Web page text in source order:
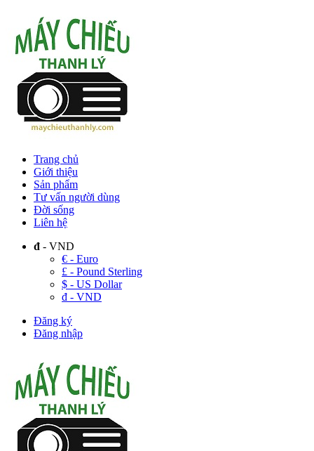
Trang chủ
Giới thiệu
Sản phẩm
Tư vấn người dùng
Đời sống
Liên hệ
đ - VND
€ - Euro
£ - Pound Sterling
$ - US Dollar
đ - VND
Đăng ký
Đăng nhập